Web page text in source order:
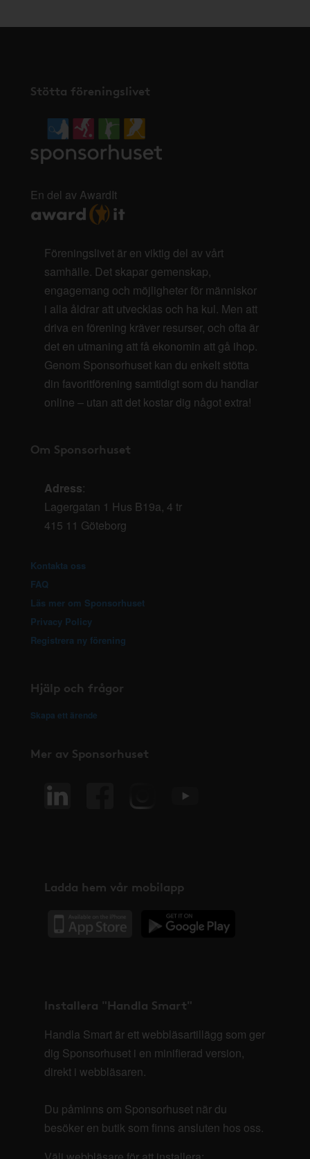
Stötta föreningslivet
En del av AwardIt
Föreningslivet är en viktig del av vårt
samhälle. Det skapar gemenskap,
engagemang och möjligheter för människor
i alla åldrar att utvecklas och ha kul. Men att
driva en förening kräver resurser, och ofta är
det en utmaning att få ekonomin att gå ihop.
Genom Sponsorhuset kan du enkelt stötta
din favoritförening samtidigt som du handlar
online – utan att det kostar dig något extra!
Om Sponsorhuset
Adress:
Lagergatan 1 Hus B19a, 4 tr
415 11 Göteborg
Kontakta oss
FAQ
Läs mer om Sponsorhuset
Privacy Policy
Registrera ny förening
Hjälp och frågor
Skapa ett ärende
Mer av Sponsorhuset
Ladda hem vår mobilapp
Installera "Handla Smart"
Handla Smart är ett webbläsartillägg som ger
dig Sponsorhuset i en minifierad version,
direkt i webbläsaren.
Du påminns om Sponsorhuset när du
besöker en butik som finns ansluten hos oss.